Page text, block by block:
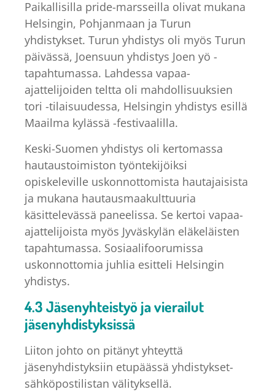
Paikallisilla pride-marsseilla olivat mukana
Helsingin, Pohjanmaan ja Turun
yhdistykset. Turun yhdistys oli myös Turun
päivässä, Joensuun yhdistys Joen yö -
tapahtumassa. Lahdessa vapaa-
ajattelijoiden teltta oli mahdollisuuksien
tori -tilaisuudessa, Helsingin yhdistys esillä
Maailma kylässä -festivaalilla.
Keski-Suomen yhdistys oli kertomassa
hautaustoimiston työntekijöiksi
opiskeleville uskonnottomista hautajaisista
ja mukana hautausmaakulttuuria
käsittelevässä paneelissa. Se kertoi vapaa-
ajattelijoista myös Jyväskylän eläkeläisten
tapahtumassa. Sosiaalifoorumissa
uskonnottomia juhlia esitteli Helsingin
yhdistys.
4.3 Jäsenyhteistyö ja vierailut
jäsenyhdistyksissä
Liiton johto on pitänyt yhteyttä
jäsenyhdistyksiin etupäässä yhdistykset-
sähköpostilistan välityksellä.